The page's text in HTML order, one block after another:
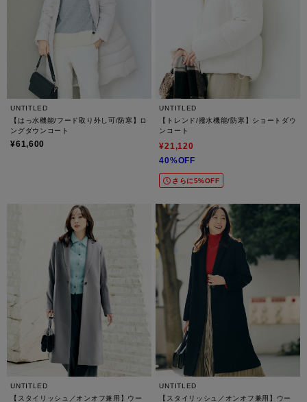
UNTITLED
【はっ水機能/フード取り外し可/防寒】ロ
ングダウンコート
¥61,600
UNTITLED
【トレンド/撥水機能/防寒】ショートダウ
ンコート
¥21,120
40%OFF
さらに5%OFF
UNTITLED
【スタイリッシュ／オンオフ兼用】ウー
UNTITLED
【スタイリッシュ／オンオフ兼用】ウー